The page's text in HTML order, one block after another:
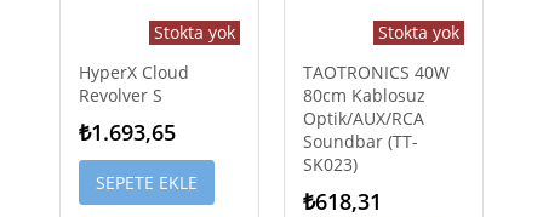
Stokta yok
HyperX Cloud
Revolver S
₺1.693,65
SEPETE EKLE
Stokta yok
TAOTRONICS 40W
80cm Kablosuz
Optik/AUX/RCA
Soundbar (TT-
SK023)
₺618,31